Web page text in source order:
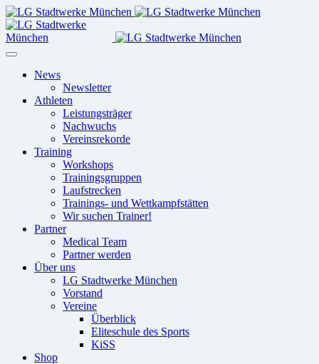
News
Newsletter
Athleten
Leistungsträger
Nachwuchs
Vereinsrekorde
Training
Workshops
Trainingsgruppen
Laufstrecken
Trainings- und Wettkampfstätten
Wir suchen Trainer!
Partner
Medical Team
Partner werden
Über uns
LG Stadtwerke München
Vorstand
Vereine
Überblick
Eliteschule des Sports
KiSS
Shop